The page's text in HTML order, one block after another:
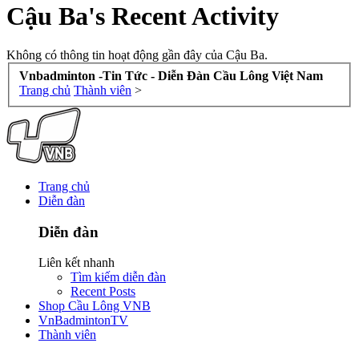
Cậu Ba's Recent Activity
Không có thông tin hoạt động gần đây của Cậu Ba.
Vnbadminton -Tin Tức - Diễn Đàn Cầu Lông Việt Nam
Trang chủ Thành viên >
Trang chủ
Diễn đàn
Diễn đàn
Liên kết nhanh
Tìm kiếm diễn đàn
Recent Posts
Shop Cầu Lông VNB
VnBadmintonTV
Thành viên